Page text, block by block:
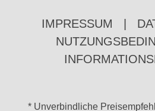
IMPRESSUM
* Unverbindliche